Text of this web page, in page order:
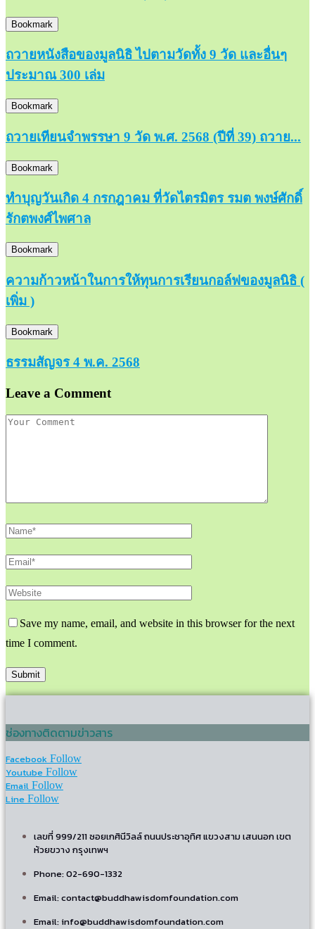
Bookmark
ถวายหนังสือของมูลนิธิ ไปตามวัดทั้ง 9 วัด และอื่นๆ
ประมาณ 300 เล่ม
Bookmark
ถวายเทียนจำพรรษา 9 วัด พ.ศ. 2568 (ปีที่ 39) ถวาย...
Bookmark
ทำบุญวันเกิด 4 กรกฎาคม ที่วัดไตรมิตร รมต พงษ์ศักดิ์
รักตพงศ์ไพศาล
Bookmark
ความก้าวหน้าในการให้ทุนการเรียนกอล์ฟของมูลนิธิ (
เพิ่ม )
Bookmark
ธรรมสัญจร 4 พ.ค. 2568
Leave a Comment
Save my name, email, and website in this browser for the next
time I comment.
ช่องทางติดตามข่าวสาร
Facebook Follow
Youtube Follow
Email Follow
Line Follow
เลขที่ 999/211 ซอยเกศินีวิลล์ ถนนประชาอุทิศ แขวงสาม เสนนอก เขต
ห้วยขวาง กรุงเทพฯ
Phone: 02-690-1332
Email: contact@buddhawisdomfoundation.com
Email: info@buddhawisdomfoundation.com